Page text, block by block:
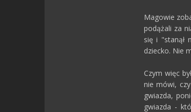
Magowie
podążali za
się i "stanął
dziecko. Nie
Czym więc
nie mówi,
gwiazda,
gwiazda -